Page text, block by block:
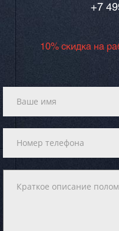
+7
10% скидка на